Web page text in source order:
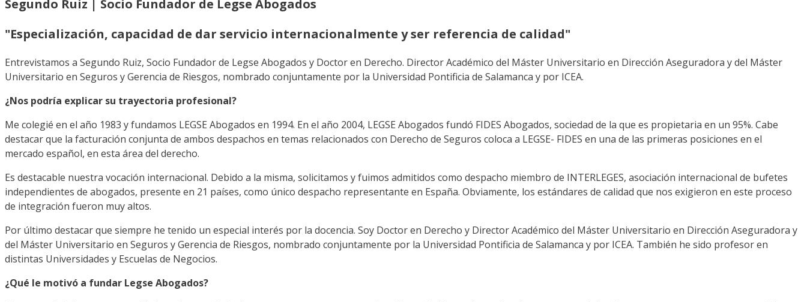
Segundo Ruiz | Socio Fundador de Legse Abogados
"Especialización, capacidad de dar servicio internacionalmente y ser referencia de calidad"
Entrevistamos a Segundo Ruiz, Socio Fundador de Legse Abogados y Doctor en Derecho. Director Académico del Máster Universitario en Dirección Aseguradora y del Máster
Universitario en Seguros y Gerencia de Riesgos, nombrado conjuntamente por la Universidad Pontificia de Salamanca y por ICEA.
¿Nos podría explicar su trayectoria profesional?
Me colegié en el año 1983 y fundamos LEGSE Abogados en 1994. En el año 2004, LEGSE Abogados fundó FIDES Abogados, sociedad de la que es propietaria en un 95%. Cabe
destacar que la facturación conjunta de ambos despachos en temas relacionados con Derecho de Seguros coloca a LEGSE- FIDES en una de las primeras posiciones en el
mercado español, en esta área del derecho.
Es destacable nuestra vocación internacional. Debido a la misma, solicitamos y fuimos admitidos como despacho miembro de INTERLEGES, asociación internacional de bufetes
independientes de abogados, presente en 21 países, como único despacho representante en España. Obviamente, los estándares de calidad que nos exigieron en este proceso
de integración fueron muy altos.
Por último destacar que siempre he tenido un especial interés por la docencia. Soy Doctor en Derecho y Director Académico del Máster Universitario en Dirección Aseguradora y
del Máster Universitario en Seguros y Gerencia de Riesgos, nombrado conjuntamente por la Universidad Pontificia de Salamanca y por ICEA. También he sido profesor en
distintas Universidades y Escuelas de Negocios.
¿Qué le motivó a fundar Legse Abogados?